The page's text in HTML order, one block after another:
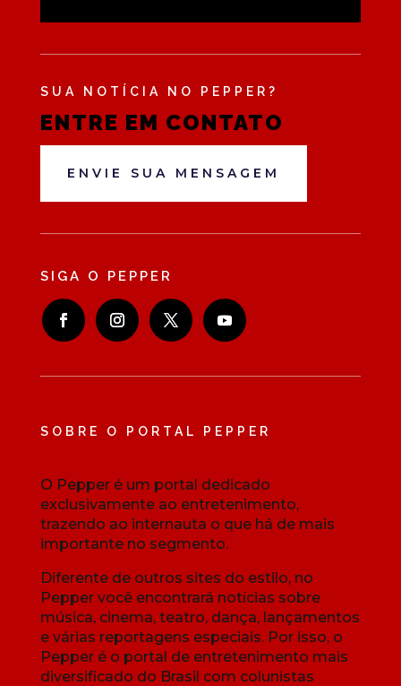
SUA NOTÍCIA NO PEPPER?
ENTRE EM CONTATO
ENVIE SUA MENSAGEM
SIGA O PEPPER
SOBRE O PORTAL PEPPER
O Pepper é um portal dedicado
exclusivamente ao entretenimento,
trazendo ao internauta o que há de mais
importante no segmento.
Diferente de outros sites do estilo, no
Pepper você encontrará notícias sobre
música, cinema, teatro, dança, lançamentos
e várias reportagens especiais. Por isso, o
Pepper é o portal de entretenimento mais
diversificado do Brasil com colunistas